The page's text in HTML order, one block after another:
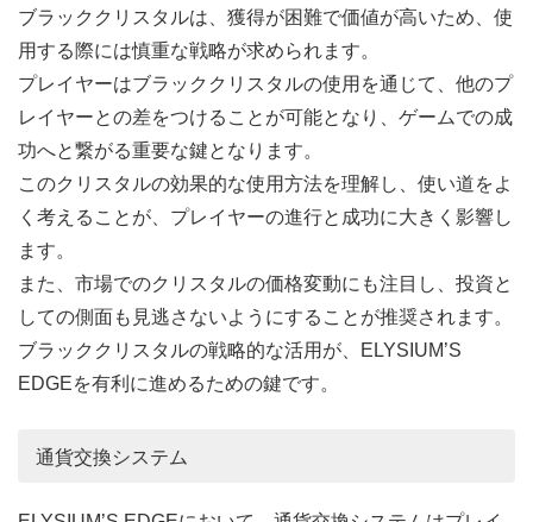
ブラッククリスタルは、獲得が困難で価値が高いため、使
用する際には慎重な戦略が求められます。
プレイヤーはブラッククリスタルの使用を通じて、他のプ
レイヤーとの差をつけることが可能となり、ゲームでの成
功へと繋がる重要な鍵となります。
このクリスタルの効果的な使用方法を理解し、使い道をよ
く考えることが、プレイヤーの進行と成功に大きく影響し
ます。
また、市場でのクリスタルの価格変動にも注目し、投資と
しての側面も見逃さないようにすることが推奨されます。
ブラッククリスタルの戦略的な活用が、ELYSIUM’S
EDGEを有利に進めるための鍵です。
通貨交換システム